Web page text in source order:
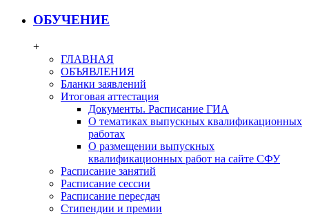
ОБУЧЕНИЕ
+
ГЛАВНАЯ
ОБЪЯВЛЕНИЯ
Бланки заявлений
Итоговая аттестация
Документы. Расписание ГИА
О тематиках выпускных квалификационных
работах
О размещении выпускных
квалификационных работ на сайте СФУ
Расписание занятий
Расписание сессии
Расписание пересдач
Стипендии и премии